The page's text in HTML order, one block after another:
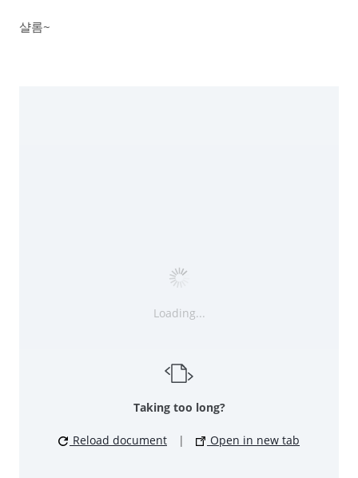
샬롬~
Loading...
Taking too long?
Reload document | Open in new tab